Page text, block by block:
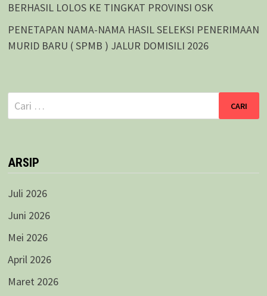
BERHASIL LOLOS KE TINGKAT PROVINSI OSK
PENETAPAN NAMA-NAMA HASIL SELEKSI PENERIMAAN
MURID BARU ( SPMB ) JALUR DOMISILI 2026
Cari
untuk:
ARSIP
Juli 2026
Juni 2026
Mei 2026
April 2026
Maret 2026